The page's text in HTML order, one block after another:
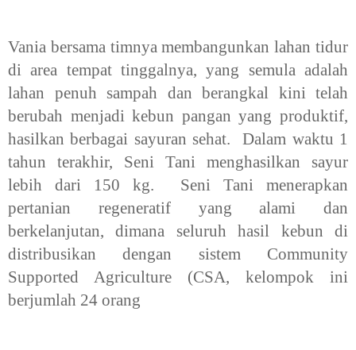
Vania bersama timnya membangunkan lahan tidur
di area tempat tinggalnya, yang semula adalah
lahan penuh sampah dan berangkal kini telah
berubah menjadi kebun pangan yang produktif,
hasilkan berbagai sayuran sehat. Dalam waktu 1
tahun terakhir, Seni Tani menghasilkan sayur
lebih dari 150kg. Seni Tani menerapkan
pertanian regeneratif yang alami dan
berkelanjutan, dimana seluruh hasil kebun di
distribusikan dengan sistem Community
Supported Agriculture (CSA, kelompok ini
berjumlah 24 orang